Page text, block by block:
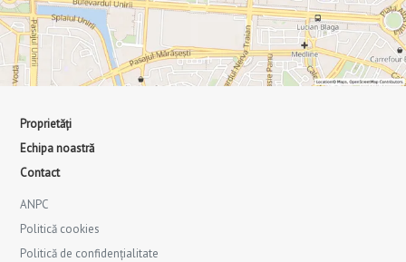
Proprietăți
Echipa noastră
Contact
ANPC
Politică cookies
Politică de confidențialitate